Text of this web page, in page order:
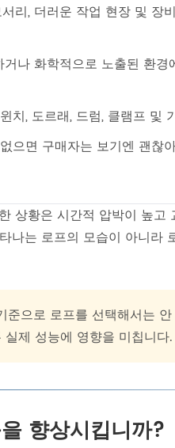
리, 더러운 작업 현장 및 장
거나 화학적으로 노출된 환
치, 도르래, 드럼, 클램프 및
으면 구매자는 보기엔 괜찮
상황은 시간적 압박이 높
나는 로프의 모습이 아니라
준으로 로프를 선택해서는
제 성능에 영향을 미칩니다.
향상시킵니까?